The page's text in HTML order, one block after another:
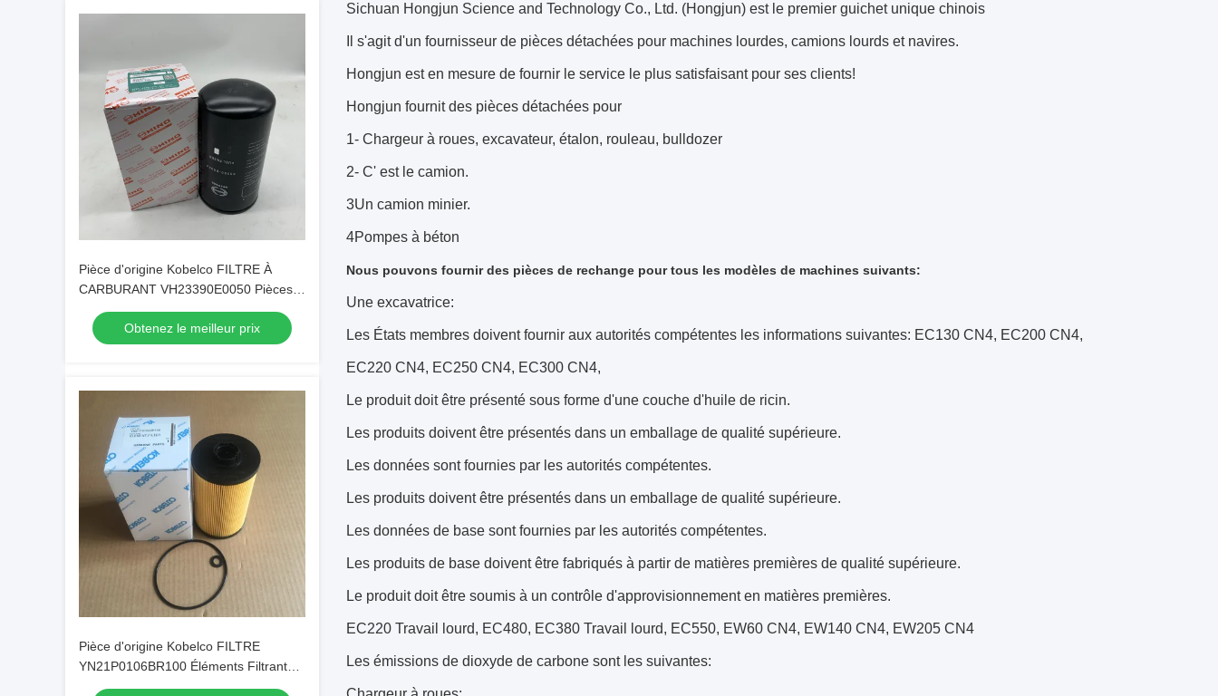
Pièce d'origine Kobelco FILTRE À
CARBURANT VH23390E0050 Pièces
d'origine
Obtenez le meilleur prix
Pièce d'origine Kobelco FILTRE
YN21P0106BR100 Éléments Filtrants
Originaux
Sichuan Hongjun Science and Technology Co., Ltd. (Hongjun) est le premier guichet unique chinois
Il s'agit d'un fournisseur de pièces détachées pour machines lourdes, camions lourds et navires.
Hongjun est en mesure de fournir le service le plus satisfaisant pour ses clients!
Hongjun fournit des pièces détachées pour
1- Chargeur à roues, excavateur, étalon, rouleau, bulldozer
2- C' est le camion.
3Un camion minier.
4Pompes à béton
Nous pouvons fournir des pièces de rechange pour tous les modèles de machines suivants:
Une excavatrice:
Les États membres doivent fournir aux autorités compétentes les informations suivantes: EC130 CN4, EC200 CN4,
EC220 CN4, EC250 CN4, EC300 CN4,
Le produit doit être présenté sous forme d'une couche d'huile de ricin.
Les produits doivent être présentés dans un emballage de qualité supérieure.
Les données sont fournies par les autorités compétentes.
Les produits doivent être présentés dans un emballage de qualité supérieure.
Les données de base sont fournies par les autorités compétentes.
Les produits de base doivent être fabriqués à partir de matières premières de qualité supérieure.
Le produit doit être soumis à un contrôle d'approvisionnement en matières premières.
EC220 Travail lourd, EC480, EC380 Travail lourd, EC550, EW60 CN4, EW140 CN4, EW205 CN4
Les émissions de dioxyde de carbone sont les suivantes: